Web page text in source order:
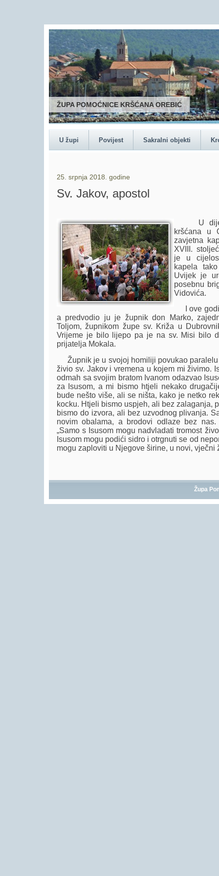
U župi Povijest Sakralni objekti
25. srpnja 2018. godine
Sv. Jakov, apostol
U dijelu
kršćana u
zavjetna
XVIII.
je u
kapela
Uvijek je
posebnu
Vidovića.
I ove
a predvodio ju je župnik don Marko,
Toljom, župnikom župe sv. Križa u
Vrijeme je bilo lijepo pa je na sv. Misi bilo
prijatelja Mokala.
Župnik je u svojoj homiliji povukao paralelu
živio sv. Jakov i vremena u kojem mi živimo.
odmah sa svojim bratom Ivanom odazvao
za Isusom, a mi bismo htjeli nekako
bude nešto više, ali se ništa, kako je netko
kocku. Htjeli bismo uspjeh, ali bez zalaganja,
bismo do izvora, ali bez uzvodnog plivanja.
novim obalama, a brodovi odlaze bez
„Samo s Isusom mogu nadvladati tromost
Isusom mogu podići sidro i otrgnuti se od
mogu zaploviti u Njegove širine, u novi, vječni
Župa